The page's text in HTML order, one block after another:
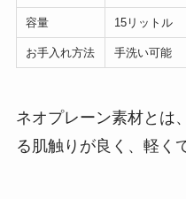
容量 15リットル
お手入れ方法 手洗い可能
ネオプレーン素材とは
る肌触りが良く、軽く